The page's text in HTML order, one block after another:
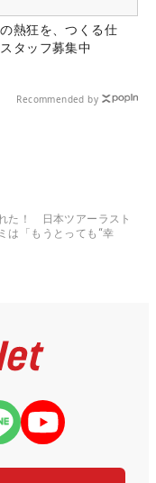
熱狂を、つくる仕
タッフ募集中
Recommended by
た！ 日本ツアーラスト
は「もうとっても“幸